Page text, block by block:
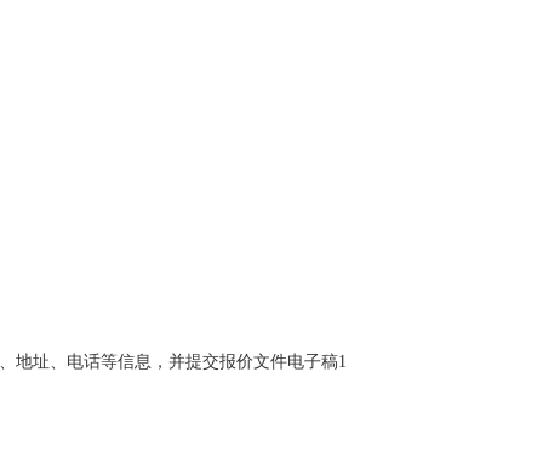
地址、电话等信息，并提交报价文件电子稿1